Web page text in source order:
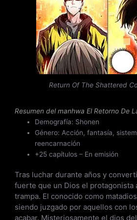
o
r
a
d
o
o
n
e
Return Of The Shattered
Resumen del manhwa El Retorno De
Demografía: Shonen
Género: Acción, fantasía,
reencarnación
+25 capítulos – En emisión
Tras luchar durante años y
fuerte que un Dios el protagonista
trampa. El conocido como
siendo juzgado por aquellos con
acabar. Misteriosamente el dios